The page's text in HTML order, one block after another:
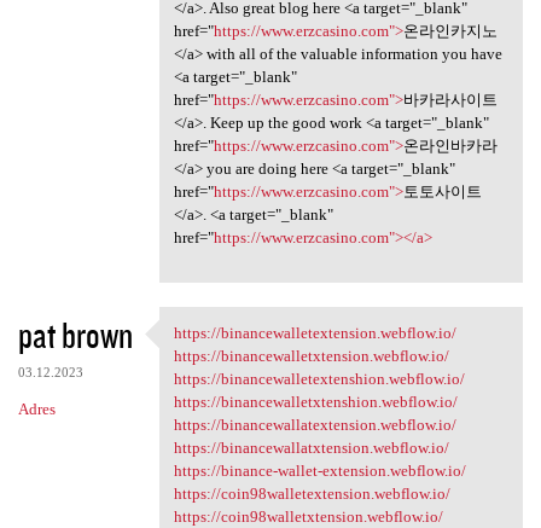
</a>. Also great blog here <a target="_blank"
href="https://www.erzcasino.com">온라인카지노
</a> with all of the valuable information you have
<a target="_blank"
href="https://www.erzcasino.com">바카라사이트
</a>. Keep up the good work <a target="_blank"
href="https://www.erzcasino.com">온라인바카라
</a> you are doing here <a target="_blank"
href="https://www.erzcasino.com">토토사이트
</a>. <a target="_blank"
href="https://www.erzcasino.com"></a>
pat brown
03.12.2023
Adres
https:/
https://binancewalletextension.webflow.io/
https://binancewalletxtension.webflow.io/
https://binancewalletextenshion.webflow.io/
https://binancewalletxtenshion.webflow.io/
https://binancewallatextension.webflow.io/
https://binancewallatxtension.webflow.io/
https://binance-wallet-extension.webflow.io/
https://coin98walletextension.webflow.io/
https://coin98walletxtension.webflow.io/